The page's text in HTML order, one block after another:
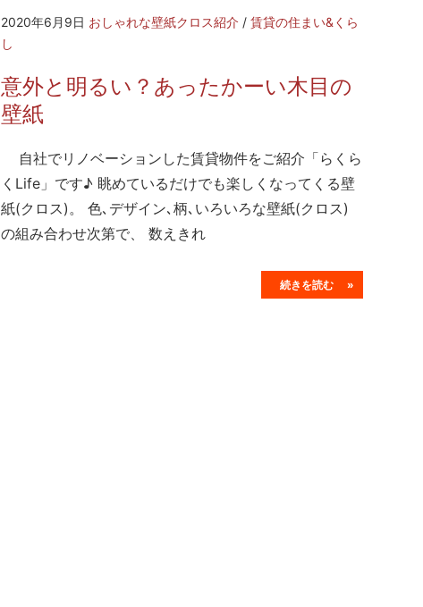
2020年6月9日 おしゃれな壁紙クロス紹介 /賃貸の住まい&くら
し
意外と明るい？あったかーい木目の
壁紙
自社でリノベーションした賃貸物件をご紹介「らくら
くLife」です♪ 眺めているだけでも楽しくなってくる壁
紙(クロス)。 色､デザイン､柄､いろいろな壁紙(クロス)
の組み合わせ次第で、 数えきれ
続きを読む »